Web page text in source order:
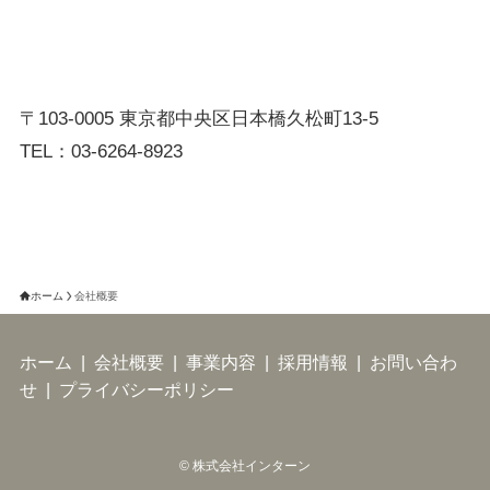
〒103-0005 東京都中央区日本橋久松町13-5
TEL：03-6264-8923
ホーム 会社概要
ホーム | 会社概要| 事業内容 | 採用情報 | お問い合わ
せ| プライバシーポリシー
© 株式会社インターン